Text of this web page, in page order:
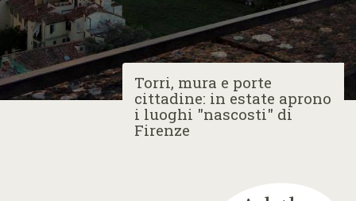
Torri, mura e porte
cittadine: in estate aprono
i luoghi "nascosti" di
Firenze